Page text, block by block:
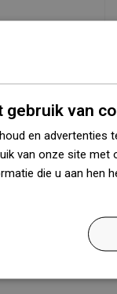
een


gebruik van
en advertenties
van onze site met
die u aan hen